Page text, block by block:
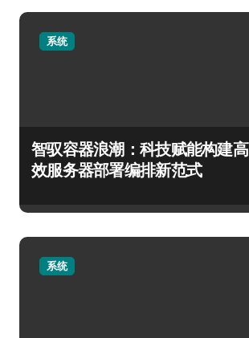
系统
智驭容器浪潮：科技赋能构建高
效服务器部署编排新范式
系统